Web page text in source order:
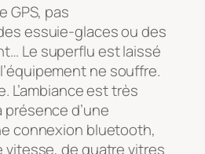
GPS, pas
essuie-glaces ou des
Le superflu est laissé
ne souffre.
L’ambiance est très
présence d’une
connexion bluetooth,
vitesse, de quatre vitres